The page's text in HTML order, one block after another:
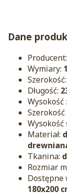
Dane
Producent:
Wymiary:
Szerokość:
Długość:
Wysokość
Szerokość
Wysokość
Materiał:
Tkanina:
Rozmiar
Dostępne
180x200